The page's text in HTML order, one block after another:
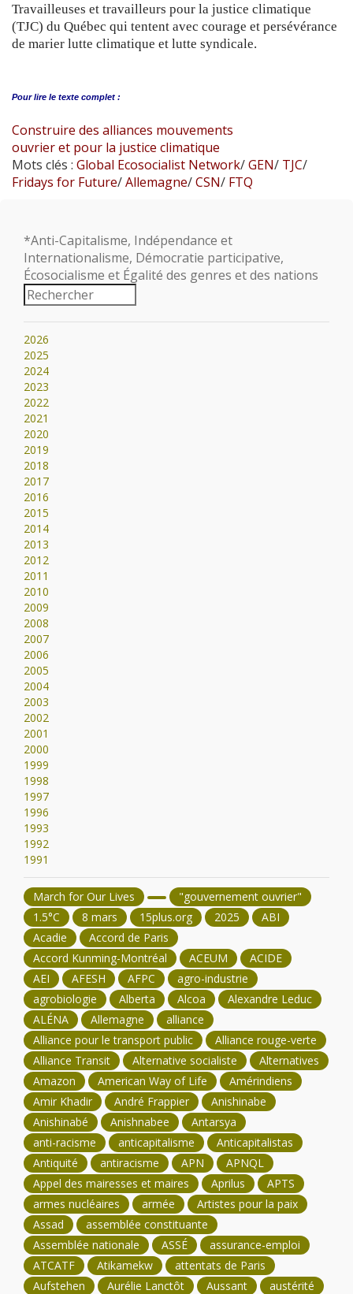
Travailleuses et travailleurs pour la justice climatique
(TJC) du Québec qui tentent avec courage et persévérance
de marier lutte climatique et lutte syndicale.
Pour lire le texte complet :
Construire des alliances mouvements
ouvrier et pour la justice climatique
Mots clés : Global Ecosocialist Network/GEN/ TJC/
Fridays for Future/Allemagne/CSN/ FTQ
*Anti-Capitalisme, Indépendance et
Internationalisme, Démocratie participative,
Écosocialisme et Égalité des genres et des nations
2026
2025
2024
2023
2022
2021
2020
2019
2018
2017
2016
2015
2014
2013
2012
2011
2010
2009
2008
2007
2006
2005
2004
2003
2002
2001
2000
1999
1998
1997
1996
1993
1992
1991
March for Our Lives
"gouvernement ouvrier"
1.5°C
8 mars 15plus.org 2025
ABI
Acadie
Accord de Paris
Accord Kunming-Montréal
ACEUM
ACIDE
AEI
AFESH AFPC
agro-industrie
agrobiologie
Alberta Alcoa
Alexandre Leduc
ALÉNA
Allemagne
alliance
Alliance pour le transport public
Alliance rouge-verte
Alliance Transit
Alternative socialiste
Alternatives
Amazon
American Way of Life
Amérindiens
Amir Khadir
André Frappier
Anishinabe
Anishinabé
Anishnabee
Antarsya
anti-racisme
anticapitalisme
Anticapitalistas
Antiquité
antiracisme APN
APNQL
Appel des mairesses et maires
Aprilus
APTS
armes nucléaires
armée
Artistes pour la paix
Assad
assemblée constituante
Assemblée nationale
ASSÉ
assurance-emploi
ATCATF
Atikamekw
attentats de Paris
Aufstehen
Aurélie Lanctôt Aussant austérité